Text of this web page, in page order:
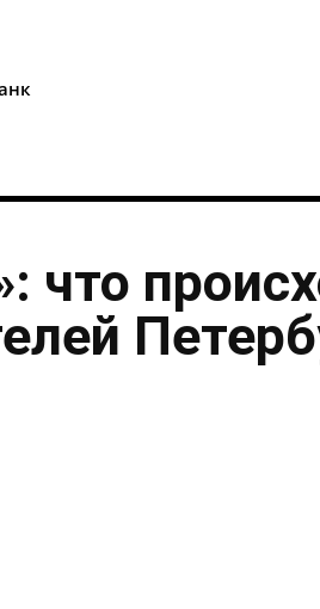
что